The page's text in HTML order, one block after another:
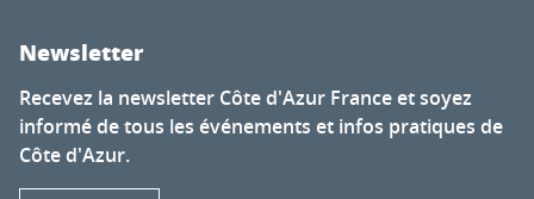
Newsletter
Recevez la newsletter Côte d'Azur France et soyez
informé de tous les événements et infos pratiques de
Côte d'Azur.